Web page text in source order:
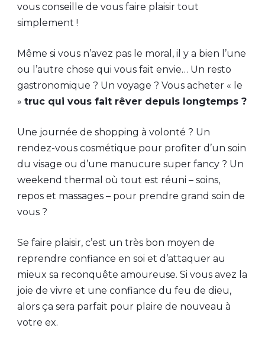
vous conseille de vous faire plaisir tout
simplement !
Même si vous n’avez pas le moral, il y a bien l’une
ou l’autre chose qui vous fait envie… Un resto
gastronomique ? Un voyage ? Vous acheter « le
» truc qui vous fait rêver depuis longtemps ?
Une journée de shopping à volonté ? Un
rendez-vous cosmétique pour profiter d’un soin
du visage ou d’une manucure super fancy ? Un
weekend thermal où tout est réuni – soins,
repos et massages – pour prendre grand soin de
vous ?
Se faire plaisir, c’est un très bon moyen de
reprendre confiance en soi et d’attaquer au
mieux sa reconquête amoureuse. Si vous avez la
joie de vivre et une confiance du feu de dieu,
alors ça sera parfait pour plaire de nouveau à
votre ex.